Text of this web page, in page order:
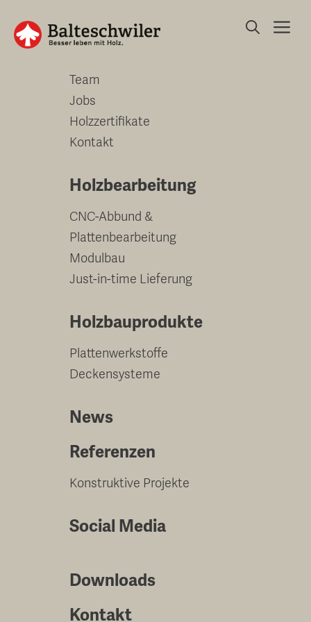
zum
Inhalt
Unternehmen
Team
Jobs
Holzzertifikate
Kontakt
Holzbearbeitung
CNC-Abbund &
Plattenbearbeitung
Modulbau
Just-in-time Lieferung
Holzbauprodukte
Plattenwerkstoffe
Deckensysteme
News
Referenzen
Konstruktive Projekte
Social Media
Downloads
Kontakt